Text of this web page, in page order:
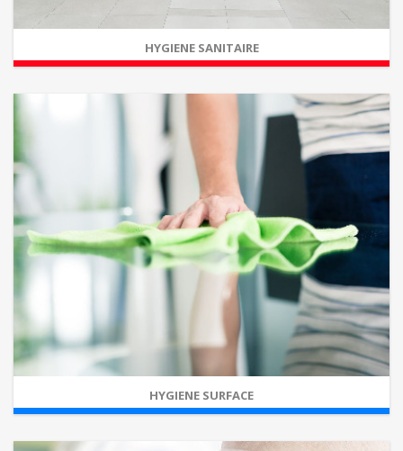
HYGIENE SANITAIRE
HYGIENE SURFACE